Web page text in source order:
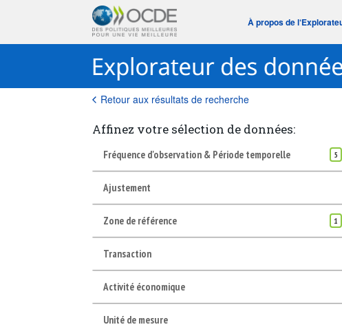
À propos de
Retour aux résultats de recherche
Affinez votre sélection de données:
Fréquence d'observation & Période temporelle 5
Ajustement
Zone de référence 1
Transaction
Activité économique
Unité de mesure